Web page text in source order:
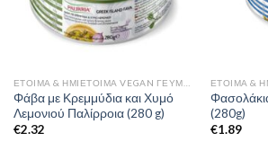
Φάβα με Κρεμμύδια και Χυμό
Λεμονιού Παλίρροια (280 g)
€2.32
(280g)
€1.89